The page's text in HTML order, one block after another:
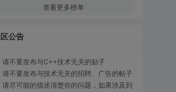
查看更多榜单
公告
请不要发布与C++技术无关的贴子
请不要发布与技术无关的招聘、广告的帖子
请尽可能的描述清楚你的问题，如果涉及到